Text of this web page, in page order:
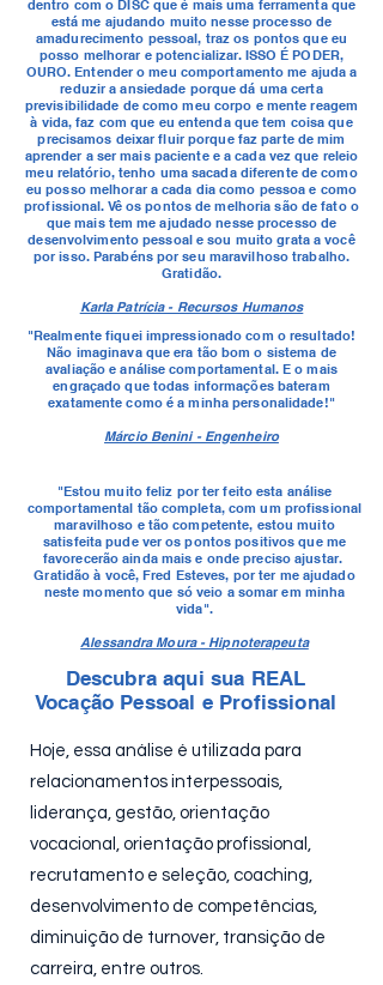
dentro com o DISC que é mais uma ferramenta que
está me ajudando muito nesse processo de
amadurecimento pessoal, traz os pontos que eu
posso melhorar e potencializar. ISSO É PODER,
OURO. Entender o meu comportamento me ajuda a
reduzir a ansiedade porque dá uma certa
previsibilidade de como meu corpo e mente reagem
à vida, faz com que eu entenda que tem coisa que
precisamos deixar fluir porque faz parte de mim
aprender a ser mais paciente e a cada vez que releio
meu relatório, tenho uma sacada diferente de como
eu posso melhorar a cada dia como pessoa e como
profissional. Vê os pontos de melhoria são de fato o
que mais tem me ajudado nesse processo de
desenvolvimento pessoal e sou muito grata a você
por isso. Parabéns por seu maravilhoso trabalho.
Gratidão.
Karla Patrícia - Recursos Humanos
"Realmente fiquei impressionado com o resultado!
Não imaginava que era tão bom o sistema de
avaliação e análise comportamental. E o mais
engraçado que todas informações bateram
exatamente como é a minha personalidade!"
Márcio Benini - Engenheiro
"Estou muito feliz por ter feito esta análise
comportamental tão completa, com um profissional
maravilhoso e tão competente, estou muito
satisfeita pude ver os pontos positivos que me
favorecerão ainda mais e onde preciso ajustar.
Gratidão à você, Fred Esteves, por ter me ajudado
neste momento que só veio a somar em minha
vida".
Alessandra Moura - Hipnoterapeuta
Descubra aqui sua REAL
Vocação Pessoal e Profissional
Hoje, essa análise é utilizada para
relacionamentos interpessoais,
liderança, gestão, orientação
vocacional, orientação profissional,
recrutamento e seleção, coaching,
desenvolvimento de competências,
diminuição de turnover, transição de
carreira, entre outros.